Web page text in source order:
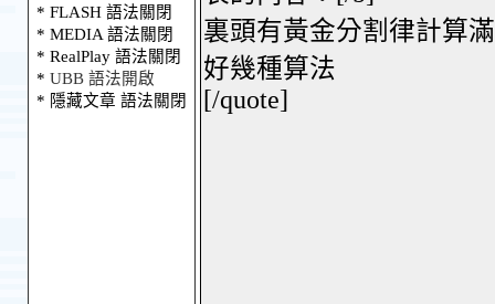
* FLASH 語法關閉
* MEDIA 語法關閉
* RealPlay 語法關閉
* UBB 語法開啟
* 隱藏文章 語法關閉